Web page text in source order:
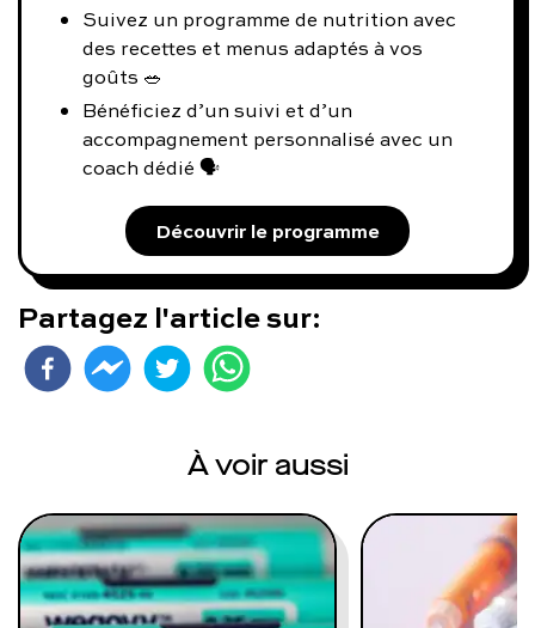
Suivez un programme de nutrition avec
des recettes et menus adaptés à vos
goûts 🥗
Bénéficiez d’un suivi et d’un
accompagnement personnalisé avec un
coach dédié 🗣️
Découvrir le programme
Partagez l'article sur:
À voir aussi